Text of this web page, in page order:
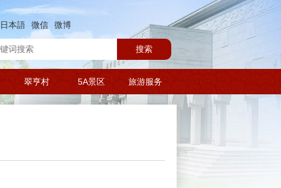
日本語 微信 微博
搜索
翠亨村 5A景区 旅游服务